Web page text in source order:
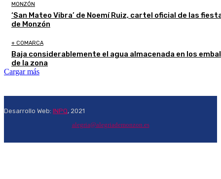
MONZÓN
‘San Mateo Vibra’ de Noemí Ruiz, cartel oficial de las
de Monzón
+ COMARCA
Baja considerablemente el agua almacenada en los
de la zona
Cargar más
Desarrollo Web: INPQ, 2021
alegria@alegriademonzon.es